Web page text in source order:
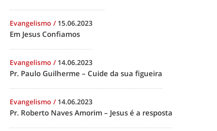
Evangelismo / 15.06.2023
Em Jesus Confiamos
Evangelismo / 14.06.2023
Pr. Paulo Guilherme – Cuide da sua figueira
Evangelismo / 14.06.2023
Pr. Roberto Naves Amorim – Jesus é a resposta